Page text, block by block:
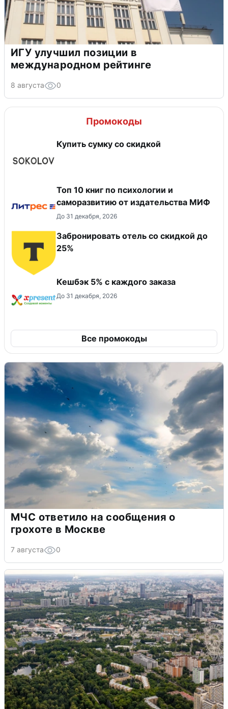
ИГУ улучшил позиции в
международном рейтинге
8 августа 0
Промокоды
Купить сумку со скидкой
Топ 10 книг по психологии и
саморазвитию от издательства МИФ
До 31 декабря, 2026
Забронировать отель со скидкой до
25%
Кешбэк 5% с каждого заказа
До 31 декабря, 2026
Все промокоды
МЧС ответило на сообщения о
грохоте в Москве
7 августа 0